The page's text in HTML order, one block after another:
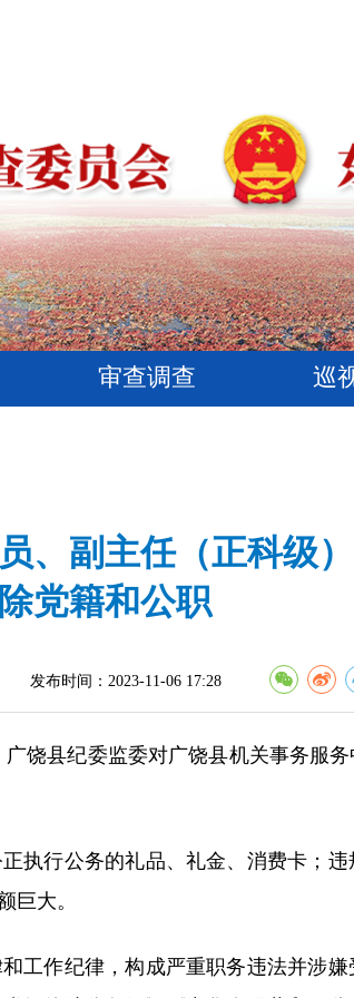
审查调查 巡
、副主任（正科级
除党籍和公职
发布时间：2023-11-06 17:28
饶县纪委监委对广饶县机关事务服
行公务的礼品、礼金、消费卡；违
巨大。
作纪律，构成严重职务违法并涉嫌